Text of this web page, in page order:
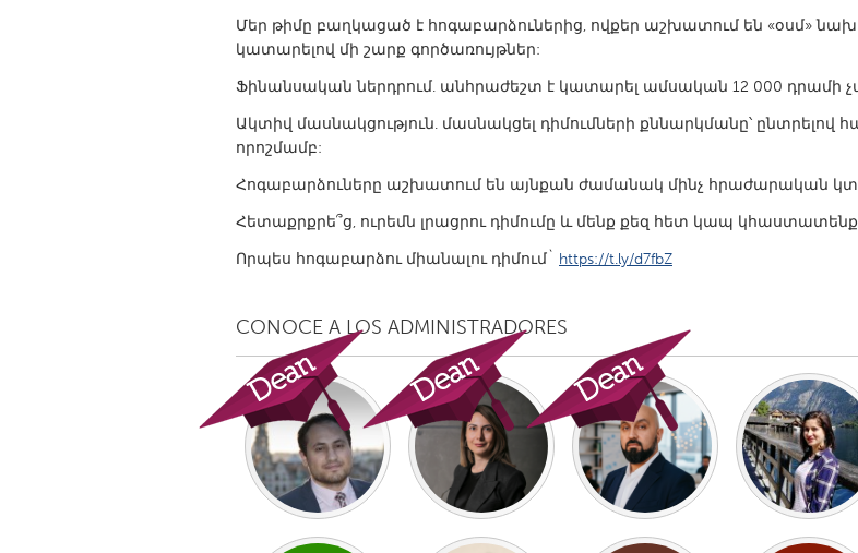
Newburyport, MA
North Minneapolis, MN Oahu, HI
Philadelphia, PA
Pittsburgh, PA
Rockport, MA
San Antonio, TX San Francisco, CA
Seattle, WA
South Bend, IN St. Paul, MN
UZBEKISTAN
Tashkent
Մեր թիմը բաղկացած է հոգաբարձուներից, ովքեր աշխատում են «օսմ»
կատարելով մի շարք գործառույթներ:
Ֆինանսական ներդրում. անհրաժեշտ է կատարել ամսական 12 000 դրամի
Ակտիվ մասնակցություն. մասնակցել դիմումների քննարկմանը՝ ընտրելով
որոշմամբ:
Հոգաբարձուները աշխատում են այնքան ժամանակ մինչ հրաժարական
Հետաքրքրե՞ց, ուրեմն լրացրու դիմումը և մենք քեզ հետ կապ
Որպես հոգաբարձու միանալու դիմում` https://t.ly/d7fbZ
CONOCE A LOS ADMINISTRADORES